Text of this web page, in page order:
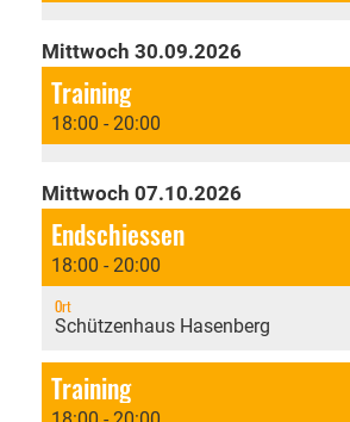
Mittwoch 30.09.2026
Training
18:00 - 20:00
Mittwoch 07.10.2026
Endschiessen
18:00 - 20:00
Ort
Schützenhaus Hasenberg
Training